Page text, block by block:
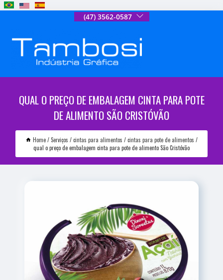
(47) 3562-0587
QUAL O PREÇO DE EMBALAGEM CINTA PARA POTE
DE ALIMENTO SÃO CRISTÓVÃO
Home Serviços cintas para alimentos
cintas para pote de alimentos
qual o preço de embalagem cinta para pote de alimento São Cristóvão